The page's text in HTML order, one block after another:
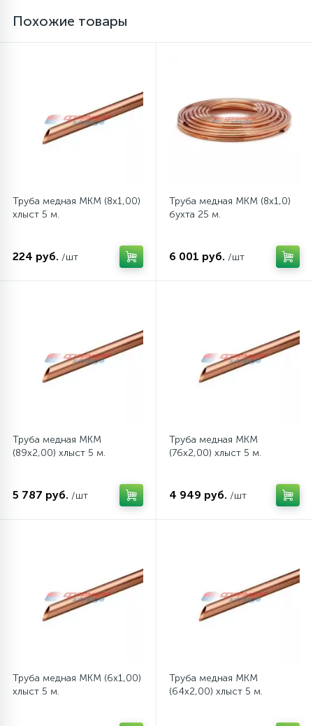
Стекла люка
15
Таходатчики
ТЭНы (нагревательные элементы)
90
Шкивы барабана
12
Шланги слива
Щетки двигателя
20
Похожие товары
Труба медная MKM (8x1,00)
хлыст 5 м.
224 руб. /шт
Труба медная MKM (8x1,0)
бухта 25 м.
6 001 руб. /шт
Труба медная MKM
(89x2,00) хлыст 5 м.
5 787 руб. /шт
Труба медная MKM
(76x2,00) хлыст 5 м.
4 949 руб. /шт
Труба медная MKM (6x1,00)
хлыст 5 м.
Труба медная MKM
(64x2,00) хлыст 5 м.